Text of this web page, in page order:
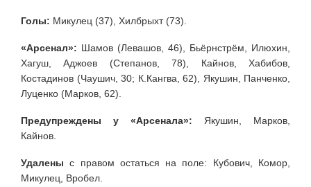
Голы: Микулец (37), Хилбрыхт (73).
«Арсенал»: Шамов (Левашов, 46), Бьёрнстрём, Илюхин,
Хагуш, Аджоев (Степанов, 78), Кайнов, Хабибов,
Костадинов (Чаушич, 30; К.Кангва, 62), Якушин, Панченко,
Луценко (Марков, 62).
Предупреждены у «Арсенала»: Якушин, Марков,
Кайнов.
Удалены с правом остаться на поле: Кубович, Комор,
Микулец, Вробел.